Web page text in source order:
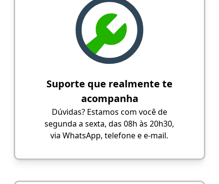
Suporte que realmente te
acompanha
Dúvidas? Estamos com você de
segunda a sexta, das 08h às 20h30,
via WhatsApp, telefone e e-mail.